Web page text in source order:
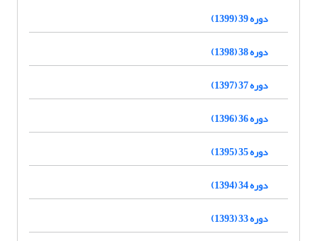
دوره 39 (1399)
دوره 38 (1398)
دوره 37 (1397)
دوره 36 (1396)
دوره 35 (1395)
دوره 34 (1394)
دوره 33 (1393)